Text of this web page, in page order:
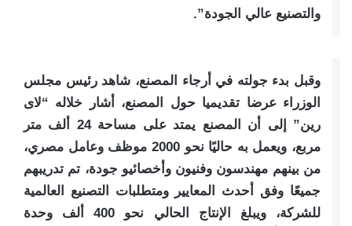
والتصنيع عالي الجودة”.
وقبل بدء جولته في أرجاء المصنع، شاهد رئيس مجلس
الوزراء عرضا تقديميا حول المصنع، أشار خلاله “لاى
رين” إلى أن المصنع يمتد على مساحة 24 ألف متر
مربع، ويعمل به حاليًا نحو 2000 موظف وعامل مصري،
من بينهم مهندسون وفنيون وأخصائيو جودة، تم تدريبهم
جميعًا وفق أحدث المعايير ومتطلبات التصنيع العالمية
للشركة، ويبلغ الإنتاج الحالي نحو 400 ألف وحدة